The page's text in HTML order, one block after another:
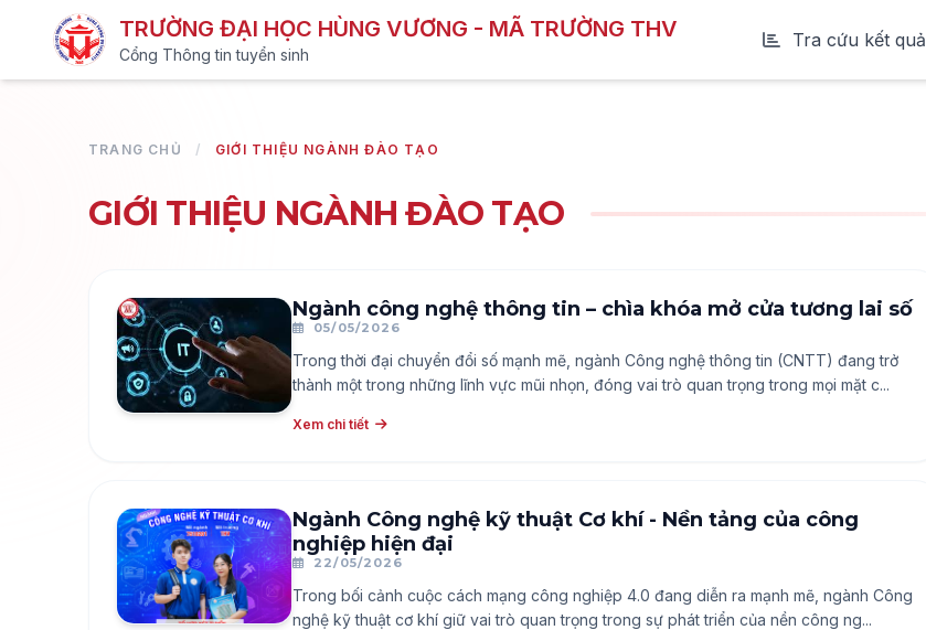
TRƯỜNG ĐẠI HỌC HÙNG VƯƠNG - MÃ TRƯỜNG THV
Cổng Thông tin tuyển sinh
Tra cứu kết quả
TRANG CHỦ / GIỚI THIỆU NGÀNH ĐÀO TẠO
GIỚI THIỆU NGÀNH ĐÀO TẠO
Ngành công nghệ thông tin – chìa khóa mở cửa tương lai số
05/05/2026
Trong thời đại chuyển đổi số mạnh mẽ, ngành Công nghệ thông tin (CNTT) đang trở
thành một trong những lĩnh vực mũi nhọn, đóng vai trò quan trọng trong mọi mặt c...
Xem chi tiết
Ngành Công nghệ kỹ thuật Cơ khí - Nền tảng của công
nghiệp hiện đại
22/05/2026
Trong bối cảnh cuộc cách mạng công nghiệp 4.0 đang diễn ra mạnh mẽ, ngành Công
nghệ kỹ thuật cơ khí giữ vai trò quan trọng trong sự phát triển của nền công ng...